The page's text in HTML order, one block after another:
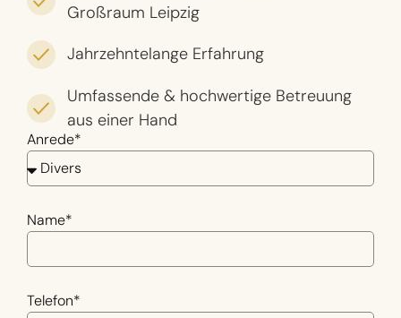
Großraum Leipzig
Jahrzehntelange Erfahrung
Umfassende & hochwertige Betreuung
aus einer Hand
Anrede*
Name*
Telefon*